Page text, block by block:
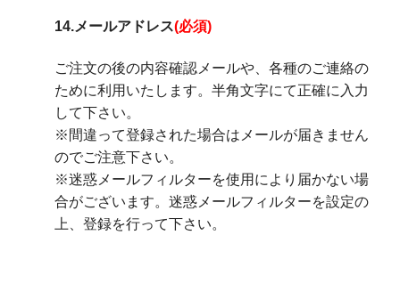
14.メールアドレス(必須)
ご注文の後の内容確認メールや、各種のご連絡の
ために利用いたします。半角文字にて正確に入力
して下さい。
※間違って登録された場合はメールが届きません
のでご注意下さい。
※迷惑メールフィルターを使用により届かない場
合がございます。迷惑メールフィルターを設定の
上、登録を行って下さい。